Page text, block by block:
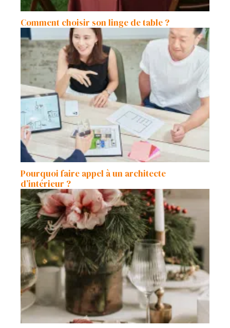
Comment choisir son linge de table ?
Pourquoi faire appel à un architecte
d’intérieur ?